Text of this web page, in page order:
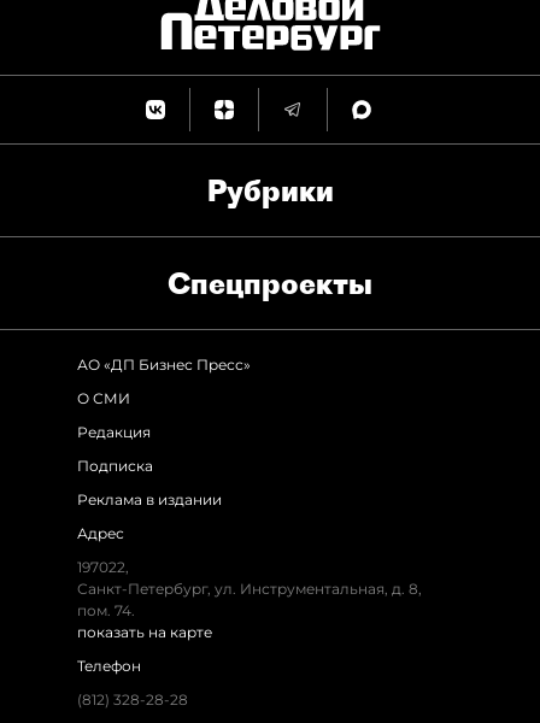
Рубрики
Спец­проекты
АО «ДП Бизнес Пресс»
О СМИ
Редакция
Подписка
Реклама в издании
Адрес
197022,
Санкт-Петербург, ул. Инструментальная, д. 8,
пом. 74.
показать на карте
Телефон
(812) 328-28-28